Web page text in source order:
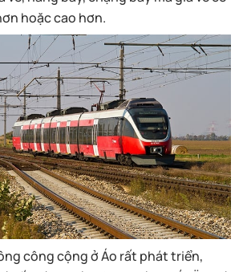
hoặc cao hơn.
công cộng ở Áo rất phát triển,